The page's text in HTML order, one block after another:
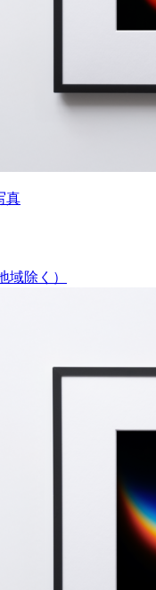
真
域除く）